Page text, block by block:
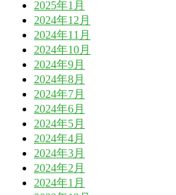
2025年1月
2024年12月
2024年11月
2024年10月
2024年9月
2024年8月
2024年7月
2024年6月
2024年5月
2024年4月
2024年3月
2024年2月
2024年1月